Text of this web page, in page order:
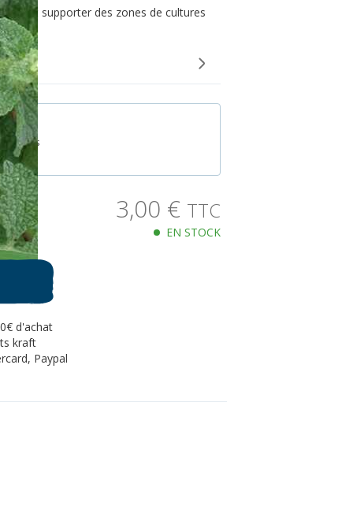
peut supporter des zones de cultures
graines
3,00 € TTC
EN STOCK
d'achat
kraft
Paypal